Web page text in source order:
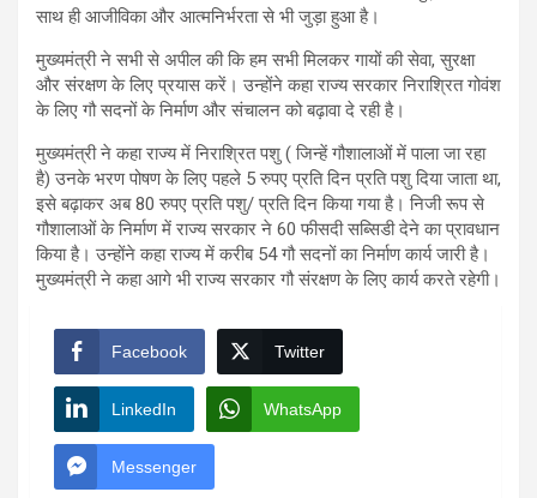
साथ ही आजीविका और आत्मनिर्भरता से भी जुड़ा हुआ है।
मुख्यमंत्री ने सभी से अपील की कि हम सभी मिलकर गायों की सेवा, सुरक्षा
और संरक्षण के लिए प्रयास करें। उन्होंने कहा राज्य सरकार निराश्रित गोवंश
के लिए गौ सदनों के निर्माण और संचालन को बढ़ावा दे रही है।
मुख्यमंत्री ने कहा राज्य में निराश्रित पशु ( जिन्हें गौशालाओं में पाला जा रहा
है) उनके भरण पोषण के लिए पहले 5 रुपए प्रति दिन प्रति पशु दिया जाता था,
इसे बढ़ाकर अब 80 रुपए प्रति पशु/ प्रति दिन किया गया है। निजी रूप से
गौशालाओं के निर्माण में राज्य सरकार ने 60 फीसदी सब्सिडी देने का प्रावधान
किया है। उन्होंने कहा राज्य में करीब 54 गौ सदनों का निर्माण कार्य जारी है।
मुख्यमंत्री ने कहा आगे भी राज्य सरकार गौ संरक्षण के लिए कार्य करते रहेगी।
Facebook Twitter
LinkedIn WhatsApp
Messenger